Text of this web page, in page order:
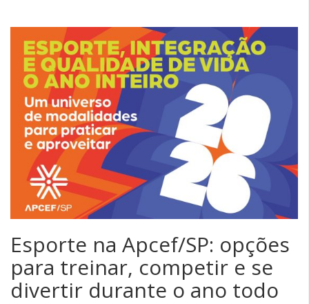
Esporte na Apcef/SP: opções
para treinar, competir e se
divertir durante o ano todo